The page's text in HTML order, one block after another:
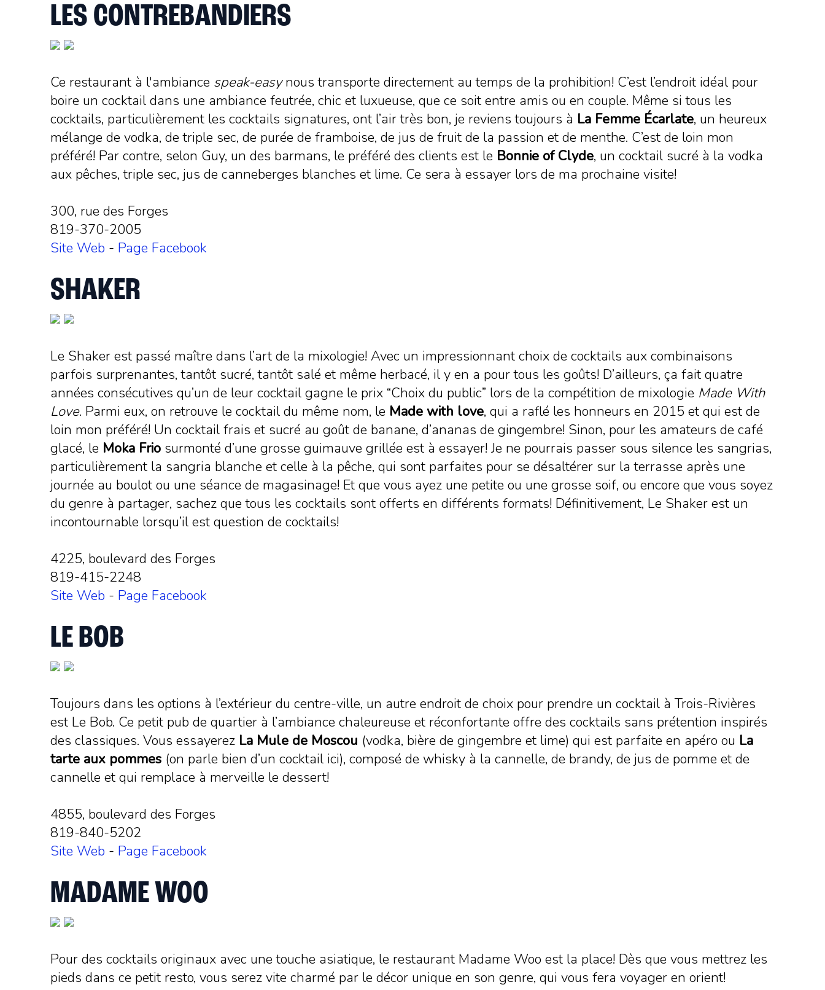
LES CONTREBANDIERS
Ce restaurant à l'ambiance speak-easynous transporte directement au temps de la prohibition! C’est l’endroit idéal pour
boire un cocktail dans une ambiance feutrée, chic et luxueuse, que ce soit entre amis ou en couple. Même si tous les
cocktails, particulièrement les cocktails signatures, ont l’air très bon, je reviens toujours à La Femme Écarlate, un heureux
mélange de vodka, de triple sec, de purée de framboise, de jus de fruit de la passion et de menthe. C’est de loin mon
préféré! Par contre, selon Guy, un des barmans, le préféré des clients est le Bonnie of Clyde, un cocktail sucré à la vodka
aux pêches, triple sec, jus de canneberges blanches et lime. Ce sera à essayer lors de ma prochaine visite!
300, rue des Forges
819-370-2005
Site Web - Page Facebook
SHAKER
Le Shaker est passé maître dans l’art de la mixologie! Avec un impressionnant choix de cocktails aux combinaisons
parfois surprenantes, tantôt sucré, tantôt salé et même herbacé, il y en a pour tous les goûts! D’ailleurs, ça fait quatre
années consécutives qu’un de leur cocktail gagne le prix “Choix du public” lors de la compétition de mixologie Made With
Love. Parmi eux, on retrouve le cocktail du même nom, le Made with love, qui a raflé les honneurs en 2015 et qui est de
loin mon préféré! Un cocktail frais et sucré au goût de banane, d’ananas de gingembre! Sinon, pour les amateurs de café
glacé, le Moka Frio surmonté d’une grosse guimauve grillée est à essayer! Je ne pourrais passer sous silence les sangrias,
particulièrement la sangria blanche et celle à la pêche, qui sont parfaites pour se désaltérer sur la terrasse après une
journée au boulot ou une séance de magasinage! Et que vous ayez une petite ou une grosse soif, ou encore que vous soyez
du genre à partager, sachez que tous les cocktails sont offerts en différents formats! Définitivement, Le Shaker est un
incontournable lorsqu’il est question de cocktails!
4225, boulevard des Forges
819-415-2248
Site Web - Page Facebook
LE BOB
Toujours dans les options à l’extérieur du centre-ville, un autre endroit de choix pour prendre un cocktail à Trois-Rivières
est Le Bob. Ce petit pub de quartier à l’ambiance chaleureuse et réconfortante offre des cocktails sans prétention inspirés
des classiques. Vous essayerez La Mule de Moscou (vodka, bière de gingembre et lime) qui est parfaite en apéro ou La
tarte aux pommes (on parle bien d’un cocktail ici), composé de whisky à la cannelle, de brandy, de jus de pomme et de
cannelle et qui remplace à merveille le dessert!
4855, boulevard des Forges
819-840-5202
Site Web - Page Facebook
MADAME WOO
Pour des cocktails originaux avec une touche asiatique, le restaurant Madame Woo est la place! Dès que vous mettrez les
pieds dans ce petit resto, vous serez vite charmé par le décor unique en son genre, qui vous fera voyager en orient!